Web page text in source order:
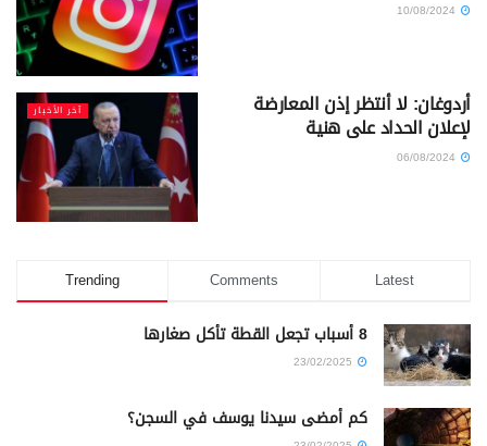
آخر الأخبار أردوغان: لا أنتظر إذن المعارضة
لإعلان الحداد على هنية
Trending Comments Latest
8 أسباب تجعل القطة تأكل صغارها
كم أمضى سيدنا يوسف في السجن؟